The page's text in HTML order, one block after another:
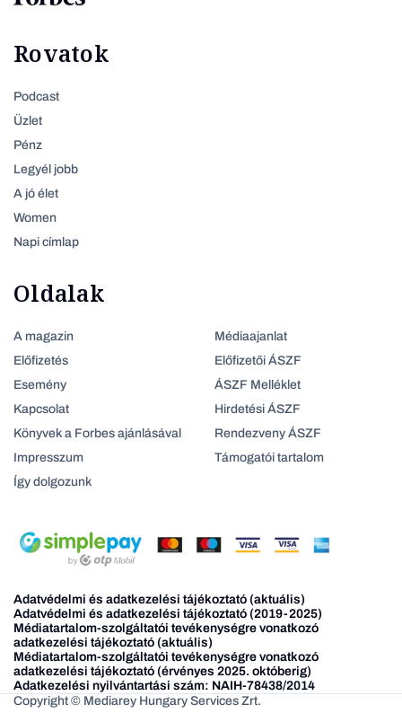
Rovatok
Podcast
Üzlet
Pénz
Legyél jobb
A jó élet
Women
Napi címlap
Oldalak
A magazin
Előfizetés
Esemény
Kapcsolat
Könyvek a Forbes ajánlásával
Impresszum
Így dolgozunk
Médiaajanlat
Előfizetői ÁSZF
ÁSZF Melléklet
Hirdetési ÁSZF
Rendezveny ÁSZF
Támogatói tartalom
Adatvédelmi és adatkezelési tájékoztató (aktuális)
Adatvédelmi és adatkezelési tájékoztató (2019-2025)
Médiatartalom-szolgáltatói tevékenységre vonatkozó
adatkezelési tájékoztató (aktuális)
Médiatartalom-szolgáltatói tevékenységre vonatkozó
adatkezelési tájékoztató (érvényes 2025. októberig)
Adatkezelési nyilvántartási szám: NAIH-78438/2014
Copyright © Mediarey Hungary Services Zrt.